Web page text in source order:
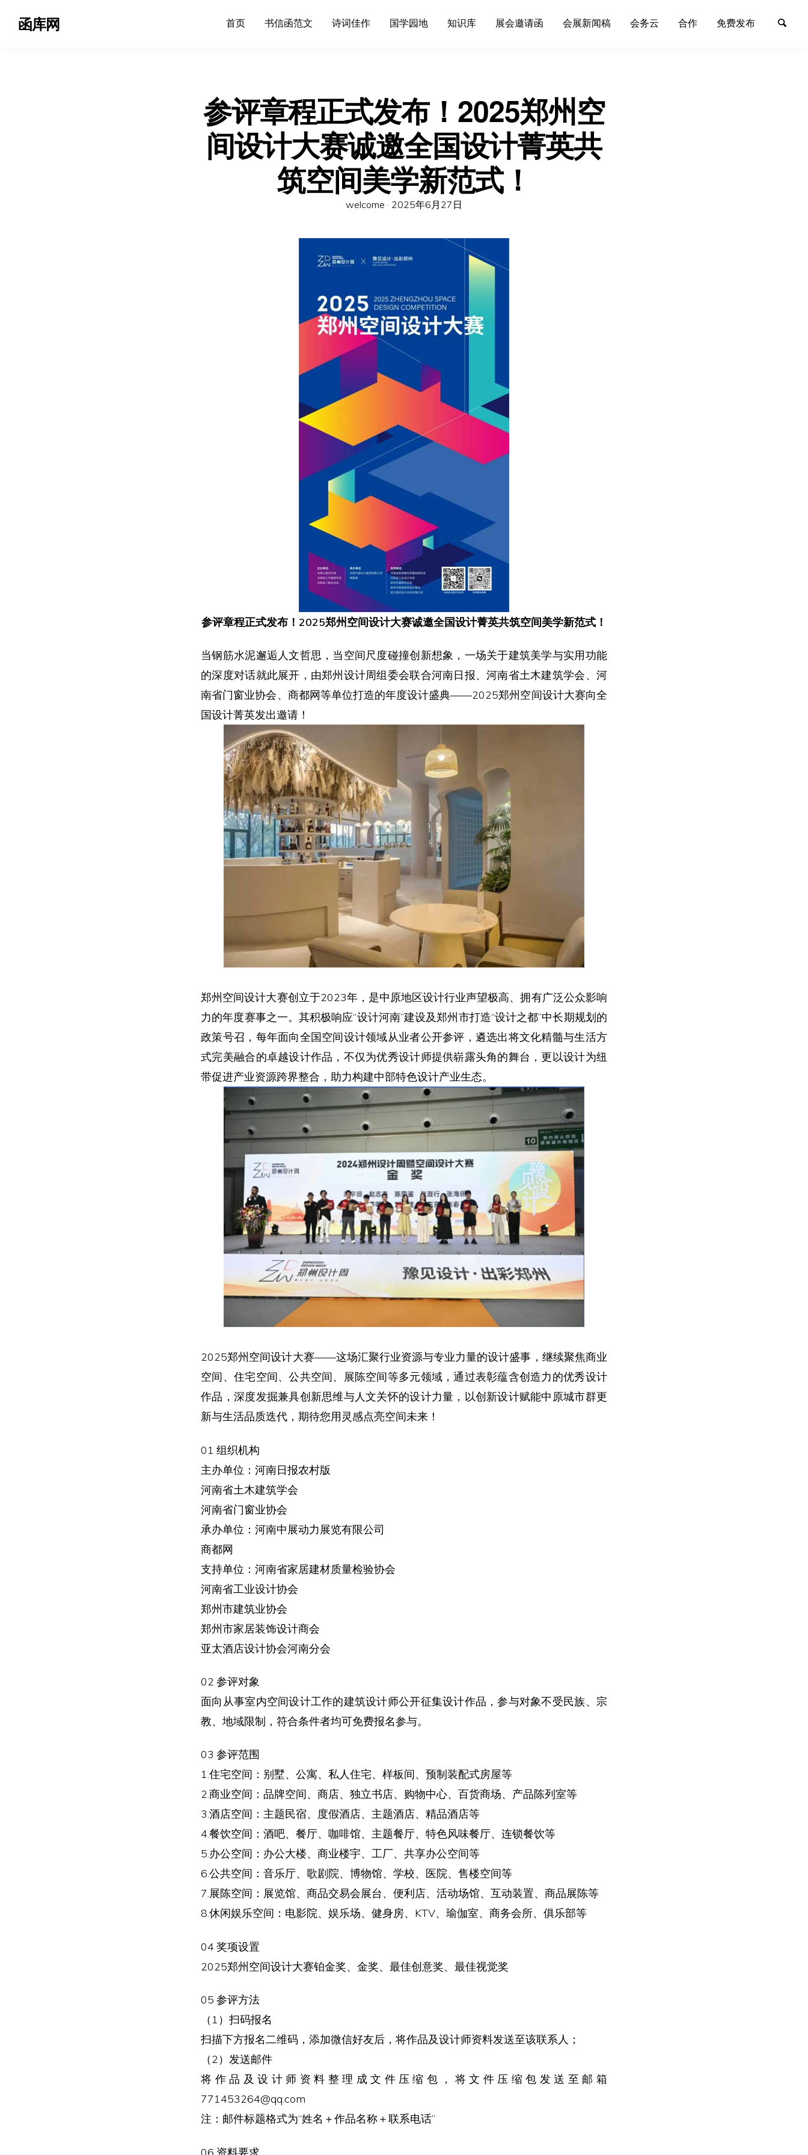
函库网 首页 书信函范文 诗词佳作 国学园地 知识库 展会邀请函 会展新闻稿 会务云 合作 免费发布
参评章程正式发布！2025郑州空
间设计大赛诚邀全国设计菁英共
筑空间美学新范式！
welcome · Posted
2025年6月27日
参评章程正式发布！2025郑州空间设计大赛诚邀全国设计菁英共筑空间美学新范式！
当钢筋水泥邂逅人文哲思，当空间尺度碰撞创新想象，一场关于建筑美学与实用功能
的深度对话就此展开，由郑州设计周组委会联合河南日报、河南省土木建筑学会、河
南省门窗业协会、商都网等单位打造的年度设计盛典——2025郑州空间设计大赛向全
国设计菁英发出邀请！
郑州空间设计大赛创立于2023年，是中原地区设计行业声望极高、拥有广泛公众影响
力的年度赛事之一。其积极响应“设计河南”建设及郑州市打造“设计之都”中长期规划的
政策号召，每年面向全国空间设计领域从业者公开参评，遴选出将文化精髓与生活方
式完美融合的卓越设计作品，不仅为优秀设计师提供崭露头角的舞台，更以设计为纽
带促进产业资源跨界整合，助力构建中部特色设计产业生态。
2025郑州空间设计大赛——这场汇聚行业资源与专业力量的设计盛事，继续聚焦商业
空间、住宅空间、公共空间、展陈空间等多元领域，通过表彰蕴含创造力的优秀设计
作品，深度发掘兼具创新思维与人文关怀的设计力量，以创新设计赋能中原城市群更
新与生活品质迭代，期待您用灵感点亮空间未来！
01 组织机构
主办单位：河南日报农村版
河南省土木建筑学会
河南省门窗业协会
承办单位：河南中展动力展览有限公司
商都网
支持单位：河南省家居建材质量检验协会
河南省工业设计协会
郑州市建筑业协会
郑州市家居装饰设计商会
亚太酒店设计协会河南分会
02 参评对象
面向从事室内空间设计工作的建筑设计师公开征集设计作品，参与对象不受民族、宗
教、地域限制，符合条件者均可免费报名参与。
03 参评范围
1.住宅空间：别墅、公寓、私人住宅、样板间、预制装配式房屋等
2.商业空间：品牌空间、商店、独立书店、购物中心、百货商场、产品陈列室等
3.酒店空间：主题民宿、度假酒店、主题酒店、精品酒店等
4.餐饮空间：酒吧、餐厅、咖啡馆、主题餐厅、特色风味餐厅、连锁餐饮等
5.办公空间：办公大楼、商业楼宇、工厂、共享办公空间等
6.公共空间：音乐厅、歌剧院、博物馆、学校、医院、售楼空间等
7.展陈空间：展览馆、商品交易会展台、便利店、活动场馆、互动装置、商品展陈等
8.休闲娱乐空间：电影院、娱乐场、健身房、KTV、瑜伽室、商务会所、俱乐部等
04 奖项设置
2025郑州空间设计大赛铂金奖、金奖、最佳创意奖、最佳视觉奖
05 参评方法
（1）扫码报名
扫描下方报名二维码，添加微信好友后，将作品及设计师资料发送至该联系人；
（2）发送邮件
将作品及设计师资料整理成文件压缩包，将文件压缩包发送至邮箱
771453264@qq.com
注：邮件标题格式为“姓名＋作品名称＋联系电话”
06 资料要求